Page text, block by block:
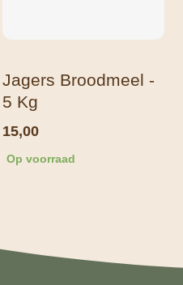
Jagers Broodmeel -
5 Kg
15,00
Op voorraad